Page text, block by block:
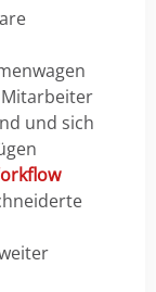
und sich